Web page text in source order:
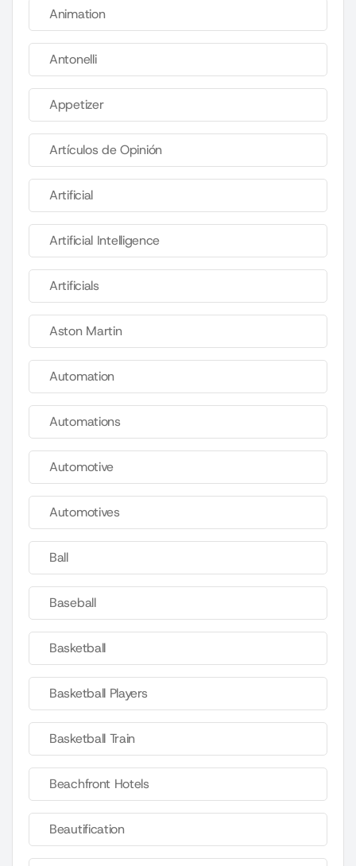
Animation
Antonelli
Appetizer
Artículos de Opinión
Artificial
Artificial Intelligence
Artificials
Aston Martin
Automation
Automations
Automotive
Automotives
Ball
Baseball
Basketball
Basketball Players
Basketball Train
Beachfront Hotels
Beautification